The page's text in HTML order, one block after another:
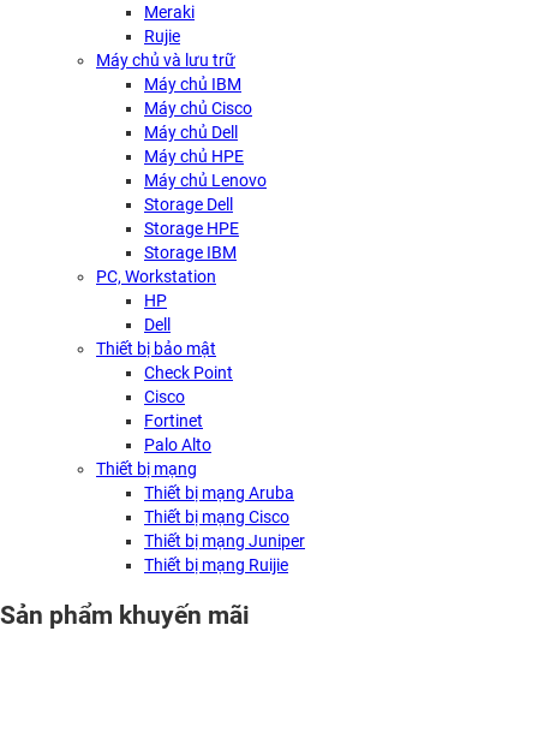
Meraki
Rujie
Máy chủ và lưu trữ
Máy chủ IBM
Máy chủ Cisco
Máy chủ Dell
Máy chủ HPE
Máy chủ Lenovo
Storage Dell
Storage HPE
Storage IBM
PC, Workstation
HP
Dell
Thiết bị bảo mật
Check Point
Cisco
Fortinet
Palo Alto
Thiết bị mạng
Thiết bị mạng Aruba
Thiết bị mạng Cisco
Thiết bị mạng Juniper
Thiết bị mạng Ruijie
Sản phẩm khuyến mãi